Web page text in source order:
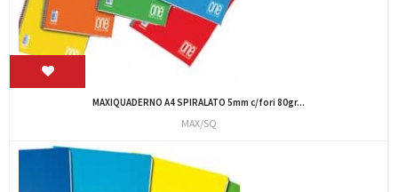
MAXIQUADERNO A4 SPIRALATO 5mm c/fori 80gr...
MAX/SQ